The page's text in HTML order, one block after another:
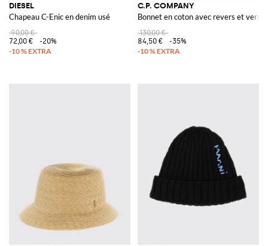
DIESEL
Chapeau C-Enic en denim usé
90,00 €
72,00 €
-20%
C.P. COMPANY
Bonnet en coton avec revers et
130,00 €
84,50 €
-35%